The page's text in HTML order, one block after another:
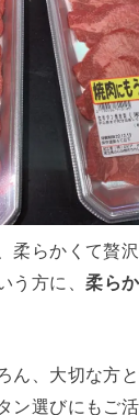
柔らかくて贅
う方に、柔ら
ん、大切な方
ン選びにもご活